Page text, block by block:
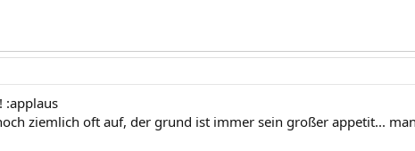
:applaus
ziemlich oft auf, der grund ist immer sein großer appetit...